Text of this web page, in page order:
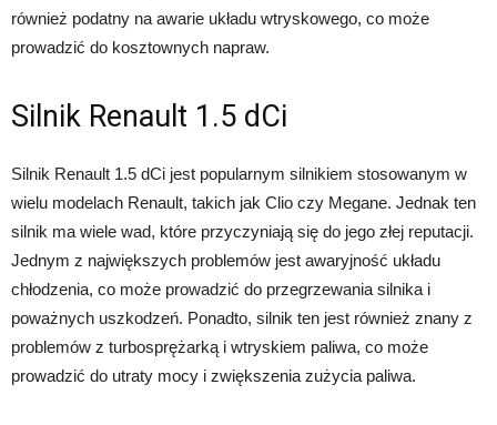
również podatny na awarie układu wtryskowego, co może
prowadzić do kosztownych napraw.
Silnik Renault 1.5 dCi
Silnik Renault 1.5 dCi jest popularnym silnikiem stosowanym w
wielu modelach Renault, takich jak Clio czy Megane. Jednak ten
silnik ma wiele wad, które przyczyniają się do jego złej reputacji.
Jednym z największych problemów jest awaryjność układu
chłodzenia, co może prowadzić do przegrzewania silnika i
poważnych uszkodzeń. Ponadto, silnik ten jest również znany z
problemów z turbosprężarką i wtryskiem paliwa, co może
prowadzić do utraty mocy i zwiększenia zużycia paliwa.